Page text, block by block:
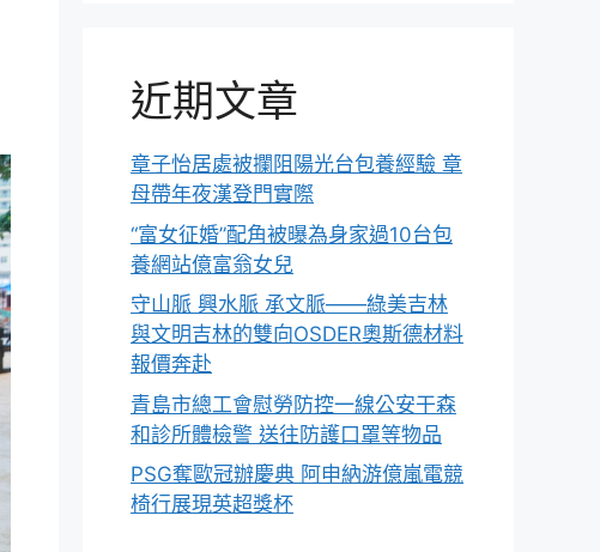
近期文章
章子怡居處被攔阻陽光台包養經驗 章
母帶年夜漢登門實際
“富女征婚”配角被曝為身家過10台包
養網站億富翁女兒
守山脈 興水脈 承文脈——綠美吉林
與文明吉林的雙向OSDER奧斯德材料
報價奔赴
青島市總工會慰勞防控一線公安干森
和診所體檢警 送往防護口罩等物品
PSG奪歐冠辦慶典 阿申納游億嵐電競
椅行展現英超獎杯